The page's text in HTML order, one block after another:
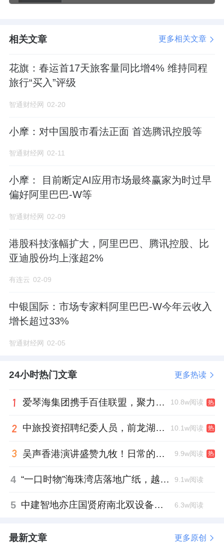
(00241)、金山软件(03888)，前十大权重股合
基金有风险，投资需谨慎。）
级，具体销售以各代销机构评级为准）
来源：有连云
相关文章 更多相关文章
花旗：春运首17天旅客量同比增4% 维持同程
旅行“买入”评级
智通财经网 02-20
小摩：对中国股市看法正面 首选腾讯控股等
智通财经网 02-11
小摩： 目前断定AI应用市场最终赢家为时过早
偏好阿里巴巴-W等
智通财经网 02-09
港股科技涨幅扩大，阿里巴巴、腾讯控股、比
亚迪股份均上涨超2%
有连云 02-09
中银国际：市场专家料阿里巴巴-W今年云收入
增长超过33%
智通财经网 02-05
24小时热门文章 更多热读
爱琴海集团携手百佳联盟，聚力共拓存量商业新赛道 10.8w阅读 热
中旅投资招聘纪委人员，前龙湖副总裁胡若翔掌舵 10.1w阅读 热
吴声香港演讲盛赞九牧！日常的小锚点变成科技突破点！ 9.9w阅读 热
4 “一口时物”海珠湾店落地广纸，越秀地产以“新鲜现制”商业新场景打造社区高品质生活 9.1w阅读
5 中建智地亦庄国贤府南北双设备平台，得房率创区域新高 6.3w阅读
最新文章 更多原创